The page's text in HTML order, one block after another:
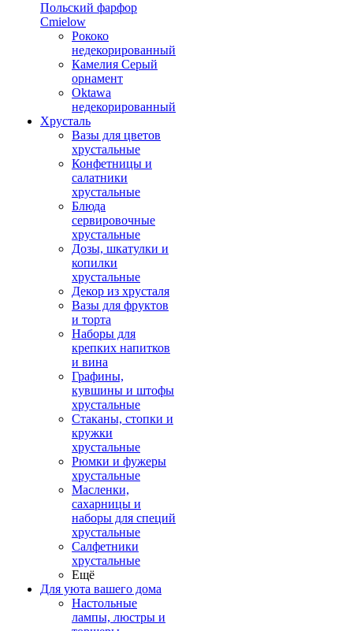
Польский фарфор
Сmielow
Рококо
недекорированный
Камелия Серый
орнамент
Oktawa
недекорированный
Хрусталь
Вазы для цветов
хрустальные
Конфетницы и
салатники
хрустальные
Блюда
сервировочные
хрустальные
Дозы, шкатулки и
копилки
хрустальные
Декор из хрусталя
Вазы для фруктов
и торта
Наборы для
крепких напитков
и вина
Графины,
кувшины и штофы
хрустальные
Стаканы, стопки и
кружки
хрустальные
Рюмки и фужеры
хрустальные
Масленки,
сахарницы и
наборы для специй
хрустальные
Салфетники
хрустальные
Ещё
Для уюта вашего дома
Настольные
лампы, люстры и